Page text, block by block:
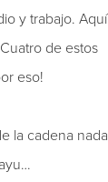
y trabajo. Aquí
de estos
eso!
la cadena nada